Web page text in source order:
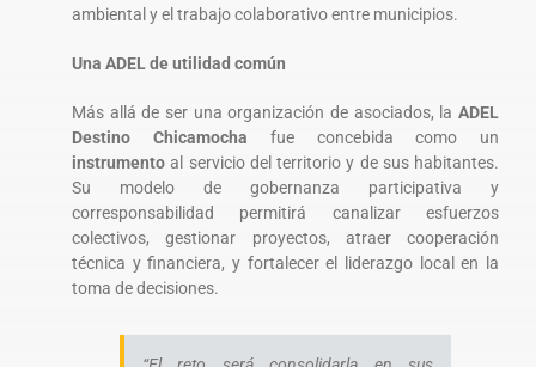
ambiental y el trabajo colaborativo entre municipios.
Una ADEL de utilidad común
Más allá de ser una organización de asociados, laADEL
Destino Chicamocha fue concebida como un
instrumentoal servicio del territorio y de sus habitantes.
Su modelo de gobernanza participativa y
corresponsabilidad permitirá canalizar esfuerzos
colectivos, gestionar proyectos, atraer cooperación
técnica y financiera, y fortalecer el liderazgo local en la
toma de decisiones.